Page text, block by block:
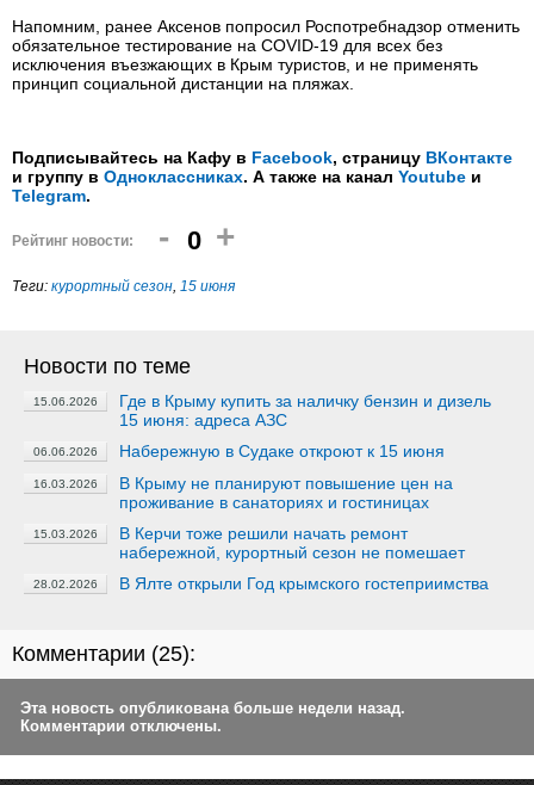
Напомним, ранее Аксенов попросил Роспотребнадзор отменить
обязательное тестирование на COVID-19 для всех без
исключения въезжающих в Крым туристов, и не применять
принцип социальной дистанции на пляжах.
Подписывайтесь на Кафу в Facebook, страницу ВКонтакте
и группу в Одноклассниках. А также на канал Youtube и
Telegram.
Рейтинг новости: - 0 +
Теги: курортный сезон, 15 июня
Новости по теме
15.06.2026
Где в Крыму купить за наличку бензин и дизель
15 июня: адреса АЗС
06.06.2026 Набережную в Судаке откроют к 15 июня
16.03.2026
В Крыму не планируют повышение цен на
проживание в санаториях и гостиницах
15.03.2026
В Керчи тоже решили начать ремонт
набережной, курортный сезон не помешает
28.02.2026 В Ялте открыли Год крымского гостеприимства
Комментарии (25):
Эта новость опубликована больше недели назад.
Комментарии отключены.